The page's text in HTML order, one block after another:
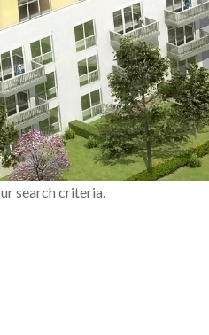
search criteria.